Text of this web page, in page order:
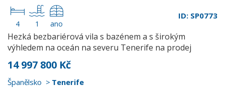
4 1 ano
ID: SP0773
Hezká bezbariérová vila s bazénem a s širokým
výhledem na oceán na severu Tenerife na prodej
14 997 800 Kč
Španělsko Tenerife